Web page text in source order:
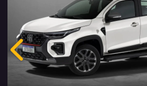
Anterior